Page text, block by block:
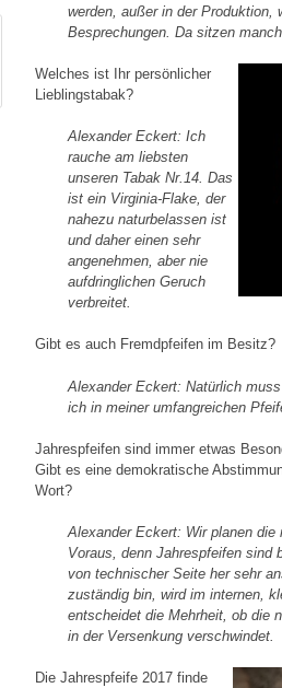
werden, außer in der Produktion,
Besprechungen. Da sitzen
Welches ist Ihr persönlicher
Lieblingstabak?
Alexander Eckert:Ich
rauche am liebsten
unseren Tabak Nr.14. Das
ist ein Virginia-Flake, der
nahezu naturbelassen ist
und daher einen sehr
angenehmen, aber nie
aufdringlichen Geruch
verbreitet.
Gibt es auch Fremdpfeifen im Besitz?
Alexander Eckert:Natürlich
ich in meiner umfangreichen
Jahrespfeifen sind immer etwas
Gibt es eine demokratische
Wort?
Alexander Eckert: Wir planen
Voraus, denn Jahrespfeifen sind
von technischer Seite her sehr
zuständig bin, wird im internen,
entscheidet die Mehrheit, ob die
in der Versenkung verschwindet.
Die Jahrespfeife 2017 finde